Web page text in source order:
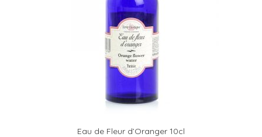
Eau de Fleur d’Oranger 10cl